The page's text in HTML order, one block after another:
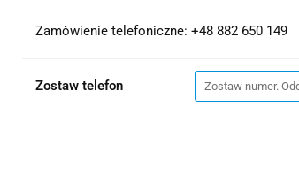
Zamówienie telefoniczne: +48 882 650 149
Zostaw telefon